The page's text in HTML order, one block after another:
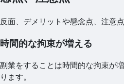
反面、デメリットや懸念点、注意
時間的な拘束が増える
副業をすることは時間的な拘束が
ります。